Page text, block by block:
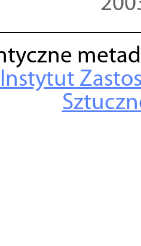
Instytut